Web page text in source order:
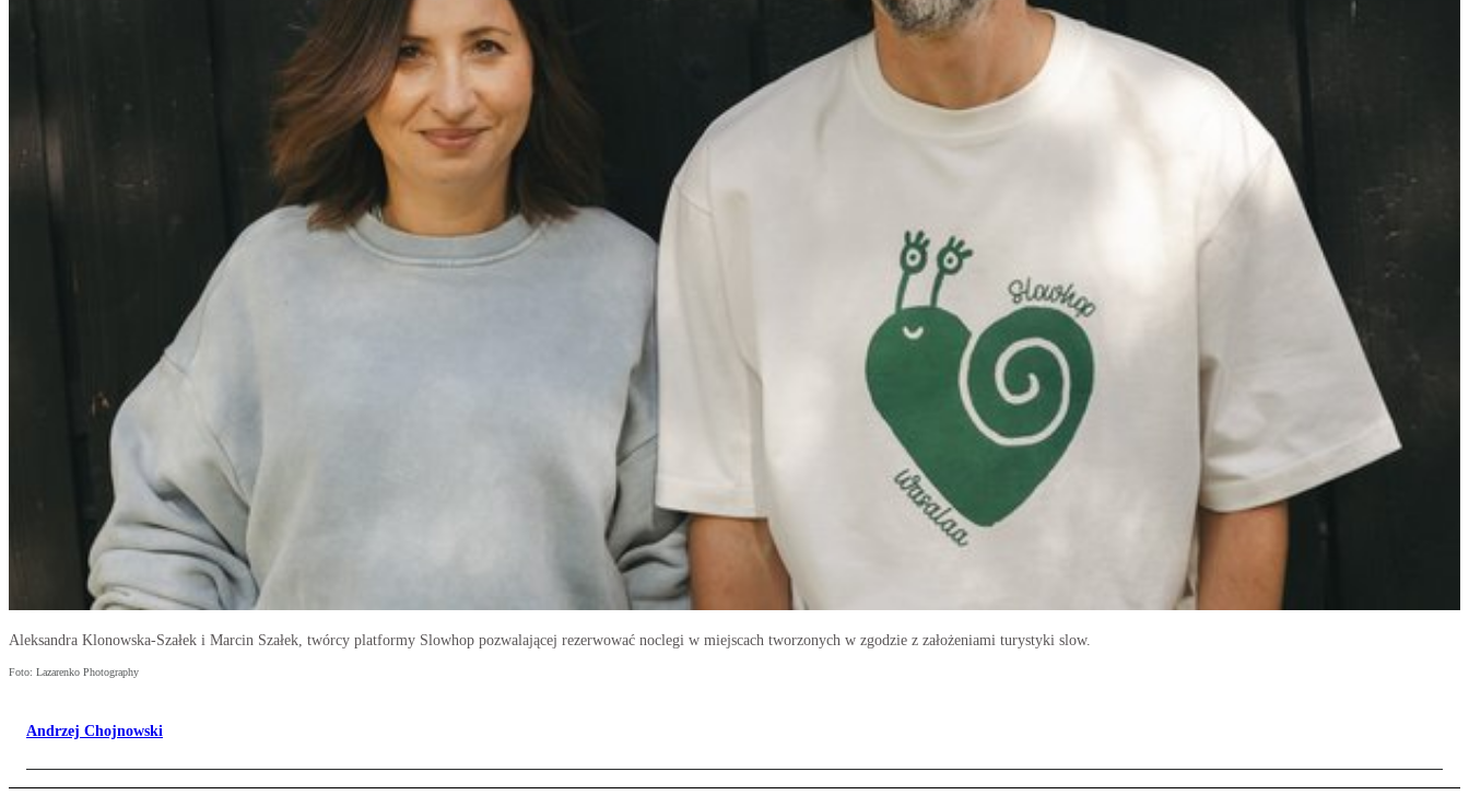
Aleksandra Klonowska-Szałek i Marcin Szałek, twórcy platformy Slowhop pozwalającej rezerwować noclegi w miejscach tworzonych w zgodzie z założeniami turystyki slow.
Foto: Lazarenko Photography
Andrzej Chojnowski